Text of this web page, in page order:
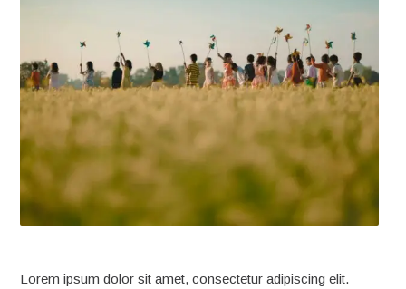
Lorem ipsum dolor sit amet, consectetur adipiscing elit.